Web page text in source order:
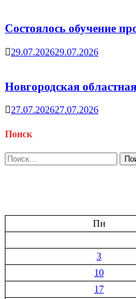
Состоялось обучение
29.07.202629.07.2026
Новгородская
27.07.202627.07.2026
Поиск
Найти:
Пн
3
10
17